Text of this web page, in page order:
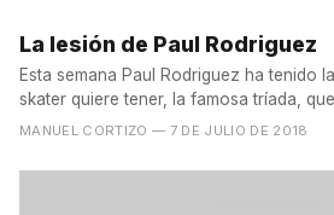
La lesión de Paul Rodriguez
Esta semana Paul Rodriguez ha tenido
skater quiere tener, la famosa tríada,
MANUEL CORTIZO — 7 DE JULIO DE 2018